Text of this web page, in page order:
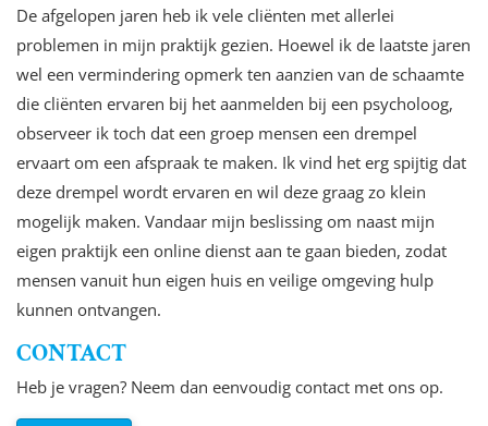
De afgelopen jaren heb ik vele cliënten met allerlei
problemen in mijn praktijk gezien. Hoewel ik de laatste jaren
wel een vermindering opmerk ten aanzien van de schaamte
die cliënten ervaren bij het aanmelden bij een psycholoog,
observeer ik toch dat een groep mensen een drempel
ervaart om een afspraak te maken. Ik vind het erg spijtig dat
deze drempel wordt ervaren en wil deze graag zo klein
mogelijk maken. Vandaar mijn beslissing om naast mijn
eigen praktijk een online dienst aan te gaan bieden, zodat
mensen vanuit hun eigen huis en veilige omgeving hulp
kunnen ontvangen.
CONTACT
Heb je vragen? Neem dan eenvoudig contact met ons op.